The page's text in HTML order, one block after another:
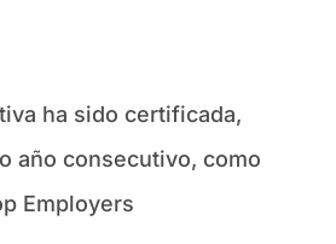
ha sido certificada,
año consecutivo, como
Employers